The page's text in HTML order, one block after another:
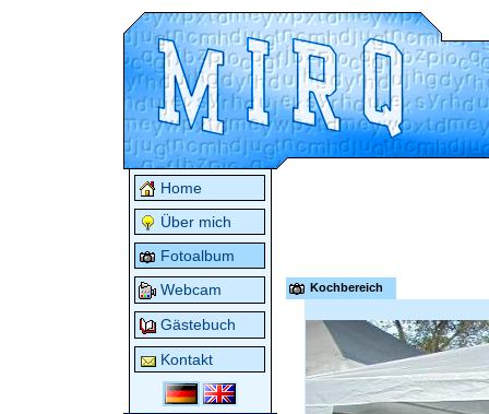
Home
Über mich
Fotoalbum
Webcam
Gästebuch
Kontakt
Kochbereich